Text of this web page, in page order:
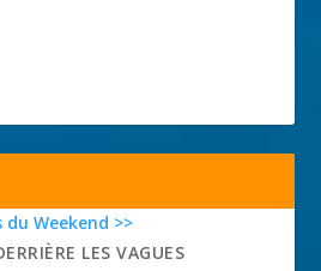
Weekend >>
LES VAGUES